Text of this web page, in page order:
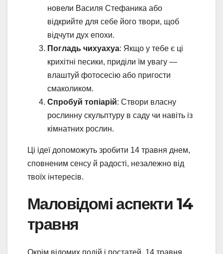
новели Василя Стефаника або
відкрийте для себе його твори, щоб
відчути дух епохи.
Погладь чихуахуа: Якщо у тебе є ці
крихітні песики, приділи їм увагу —
влаштуй фотосесію або пригости
смаколиком.
Спробуй топіарій: Створи власну
рослинну скульптуру в саду чи навіть із
кімнатних рослин.
Ці ідеї допоможуть зробити 14 травня днем,
сповненим сенсу й радості, незалежно від
твоїх інтересів.
Маловідомі аспекти 14
травня
Окрім відомих подій і постатей, 14 травня